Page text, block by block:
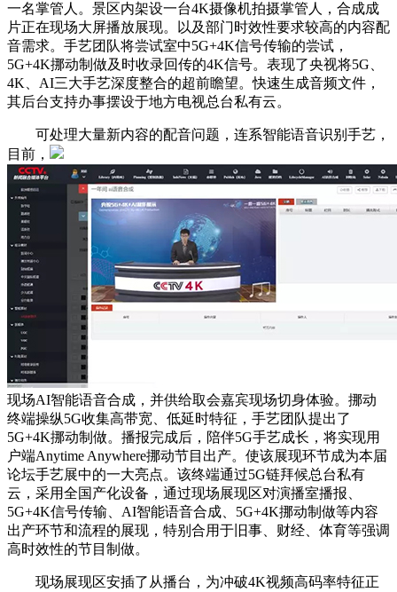
一名掌管人。景区内架设一台4K摄像机拍摄掌管人，合成成
片正在现场大屏播放展现。以及部门时效性要求较高的内容配
音需求。手艺团队将尝试室中5G+4K信号传输的尝试，
5G+4K挪动制做及时收录回传的4K信号。表现了央视将5G、
4K、AI三大手艺深度整合的超前瞻望。快速生成音频文件，
其后台支持办事摆设于地方电视总台私有云。
可处理大量新内容的配音问题，连系智能语音识别手艺，
目前，
现场AI智能语音合成，并供给取会嘉宾现场切身体验。挪动
终端操纵5G收集高带宽、低延时特征，手艺团队提出了
5G+4K挪动制做。播报完成后，陪伴5G手艺成长，将实现用
户端Anytime Anywhere挪动节目出产。使该展现环节成为本届
论坛手艺展中的一大亮点。该终端通过5G链拜候总台私有
云，采用全国产化设备，通过现场展现区对演播室播报、
5G+4K信号传输、AI智能语音合成、5G+4K挪动制做等内容
出产环节和流程的展现，特别合用于旧事、财经、体育等强调
高时效性的节目制做。
现场展现区安插了从播台，为冲破4K视频高码率特征正